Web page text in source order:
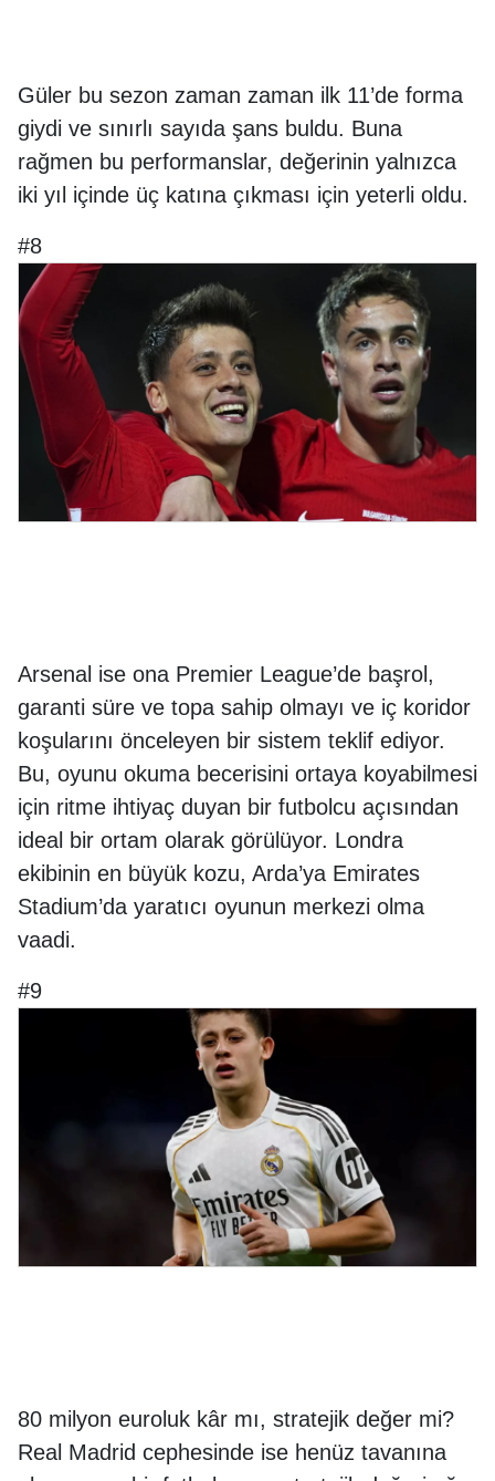
Güler bu sezon zaman zaman ilk 11’de forma
giydi ve sınırlı sayıda şans buldu. Buna
rağmen bu performanslar, değerinin yalnızca
iki yıl içinde üç katına çıkması için yeterli oldu.
#8
Arsenal ise ona Premier League’de başrol,
garanti süre ve topa sahip olmayı ve iç koridor
koşularını önceleyen bir sistem teklif ediyor.
Bu, oyunu okuma becerisini ortaya koyabilmesi
için ritme ihtiyaç duyan bir futbolcu açısından
ideal bir ortam olarak görülüyor. Londra
ekibinin en büyük kozu, Arda’ya Emirates
Stadium’da yaratıcı oyunun merkezi olma
vaadi.
#9
80 milyon euroluk kâr mı, stratejik değer mi?
Real Madrid cephesinde ise henüz tavanına